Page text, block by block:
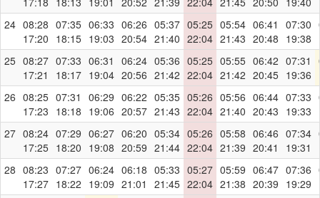
24 08:28
17:20
07:35
18:15
06:33
19:03
06:26
20:54
05:37
21:40
05:25
22:04
05:54
21:43
06:41
20:48
07:30
19:38
25 08:27
17:21
07:33
18:17
06:31
19:04
06:24
20:56
05:36
21:42
05:25
22:04
05:55
21:42
06:42
20:45
07:31
19:36
26 08:25
17:23
07:31
18:18
06:29
19:06
06:22
20:57
05:35
21:43
05:26
22:04
05:56
21:40
06:44
20:43
07:33
19:33
27 08:24
17:25
07:29
18:20
06:27
19:08
06:20
20:59
05:34
21:44
05:26
22:04
05:58
21:39
06:46
20:41
07:34
19:31
28 08:23
17:27
07:27
18:22
06:24
19:09
06:18
21:01
05:33
21:45
05:27
22:04
05:59
21:38
06:47
20:39
07:36
19:29